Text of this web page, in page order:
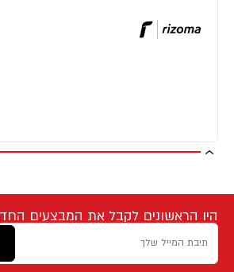
היו הראשונים לקבל את המבצעים